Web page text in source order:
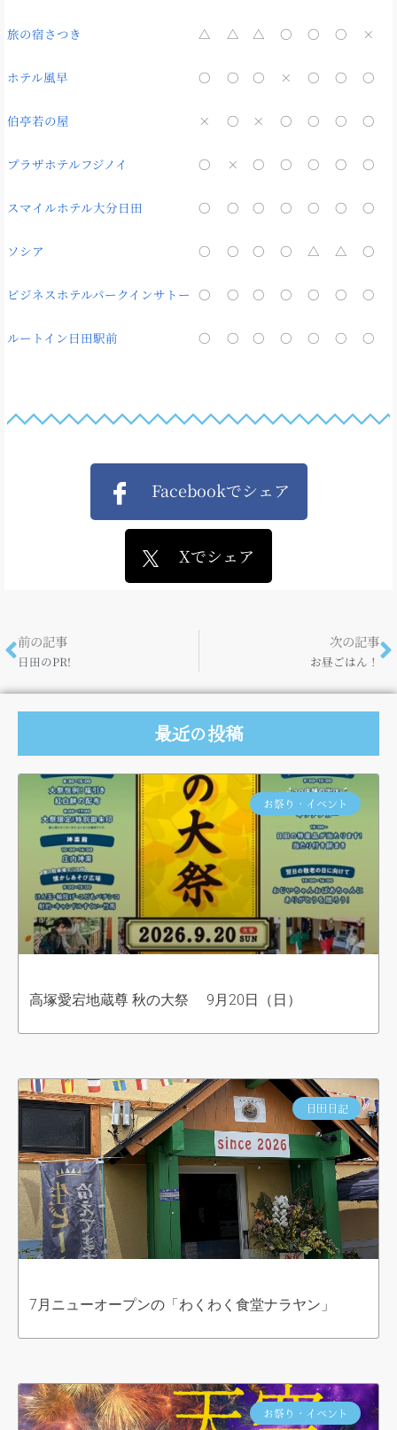
旅の宿さつき △ △ △ 〇 〇 〇 ×
ホテル風早 〇 〇 〇 × 〇 〇 〇
伯亭若の屋 × 〇 × 〇 〇 〇 〇
プラザホテルフジノイ 〇 × 〇 〇 〇 〇 〇
スマイルホテル大分日田 〇 〇 〇 〇 〇 〇 〇
ソシア 〇 〇 〇 〇 △ △ 〇
ビジネスホテルパークインサトー 〇 〇 〇 〇 〇 〇 〇
ルートイン日田駅前 〇 〇 〇 〇 〇 〇 〇
Facebookでシェア
Xでシェア
前の記事
日田のPR!
次の記事
お昼ごはん！
最近の投稿
お祭り・イベント
高塚愛宕地蔵尊 秋の大祭 9月20日（日）
日田日記
7月ニューオープンの「わくわく食堂ナラヤン」
お祭り・イベント